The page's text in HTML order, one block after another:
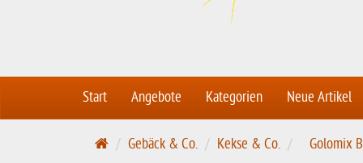
Start Angebote Kategorien Neue Artikel
S
Gebäck & Co. Kekse & Co. Golomix